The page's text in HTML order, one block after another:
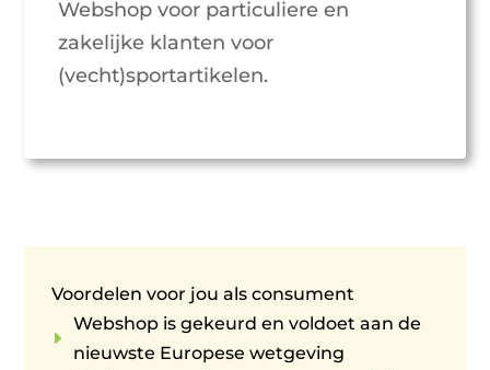
Webshop voor particuliere en
zakelijke klanten voor
(vecht)sportartikelen.
Voordelen voor jou als consument
E
Webshop is gekeurd en voldoet aan de
nieuwste Europese wetgeving